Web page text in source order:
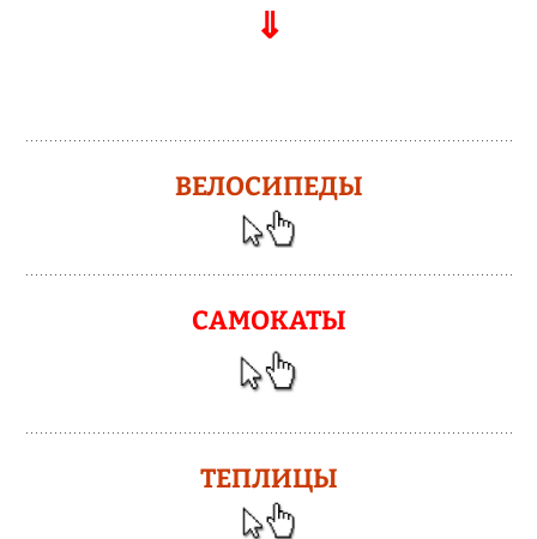
⇓
ВЕЛОСИПЕДЫ
САМОКАТЫ
ТЕПЛИЦЫ